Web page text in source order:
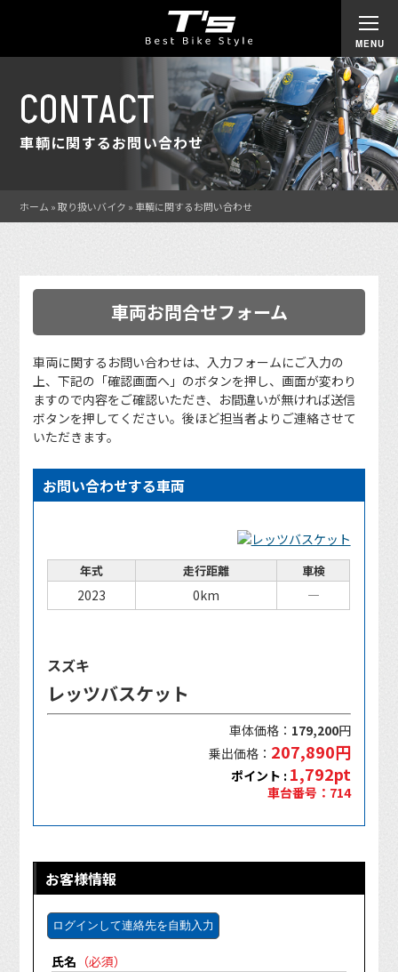
CONTACT
車輌に関するお問い合わせ
ホーム »取り扱いバイク »車輌に関するお問い合わせ
車両お問合せフォーム
車両に関するお問い合わせは、入力フォームにご入力の
上、下記の「確認画面へ」のボタンを押し、画面が変わり
ますので内容をご確認いただき、お間違いが無ければ送信
ボタンを押してください。後ほど担当者よりご連絡させて
いただきます。
お客様情報
ログインして連絡先を自動入力
氏名 （必須）
お問い合わせする車両
年式 走行距離 車検
2023 0km ―
スズキ
レッツバスケット
車体価格： 179,200円
乗出価格： 207,890円
ポイント : 1,792pt
車台番号：714